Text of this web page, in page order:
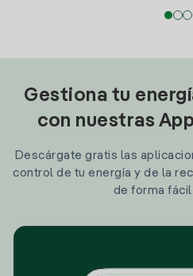
Gestiona tu
con nuestras
Descárgate gratis las
control de tu energía y de la
de forma fácil